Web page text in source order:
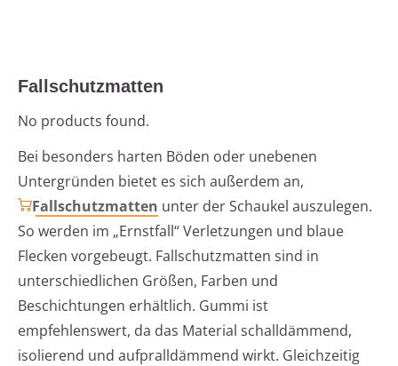
Fallschutzmatten
No products found.
Bei besonders harten Böden oder unebenen
Untergründen bietet es sich außerdem an,
Fallschutzmatten unter der Schaukel auszulegen.
So werden im „Ernstfall“ Verletzungen und blaue
Flecken vorgebeugt. Fallschutzmatten sind in
unterschiedlichen Größen, Farben und
Beschichtungen erhältlich. Gummi ist
empfehlenswert, da das Material schalldämmend,
isolierend und aufpralldämmend wirkt. Gleichzeitig